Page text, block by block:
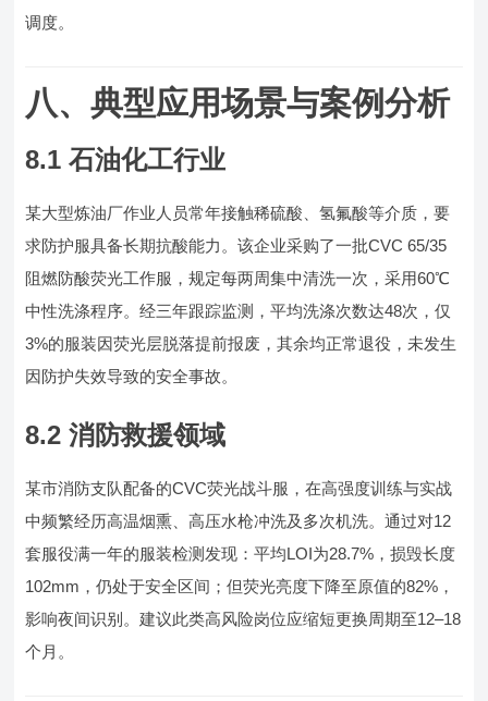
调度。
八、典型应用场景与案例分析
8.1 石油化工行业
某大型炼油厂作业人员常年接触稀硫酸、氢氟酸等介质，要
求防护服具备长期抗酸能力。该企业采购了一批CVC 65/35
阻燃防酸荧光工作服，规定每两周集中清洗一次，采用60℃
中性洗涤程序。经三年跟踪监测，平均洗涤次数达48次，仅
3%的服装因荧光层脱落提前报废，其余均正常退役，未发生
因防护失效导致的安全事故。
8.2 消防救援领域
某市消防支队配备的CVC荧光战斗服，在高强度训练与实战
中频繁经历高温烟熏、高压水枪冲洗及多次机洗。通过对12
套服役满一年的服装检测发现：平均LOI为28.7%，损毁长度
102mm，仍处于安全区间；但荧光亮度下降至原值的82%，
影响夜间识别。建议此类高风险岗位应缩短更换周期至12–18
个月。